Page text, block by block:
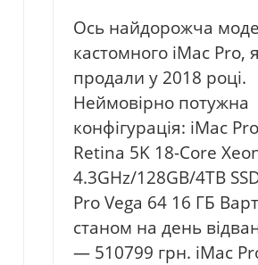
Ось найдорожча
кастомного iMac Pro,
продали у 2018 році.
Неймовірно потужна
конфігурація: iMac
Retina 5K 18-Core
4.3GHz/128GB/4TB
Pro Vega 64 16 ГБ
станом на день
— 510799 грн. iMac